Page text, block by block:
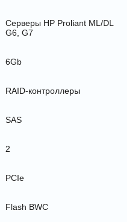
Серверы HP Proliant ML/DL
G6, G7
6Gb
RAID-контроллеры
SAS
2
PCIe
Flash BWC